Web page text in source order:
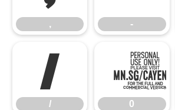
, -
/
/
0
0